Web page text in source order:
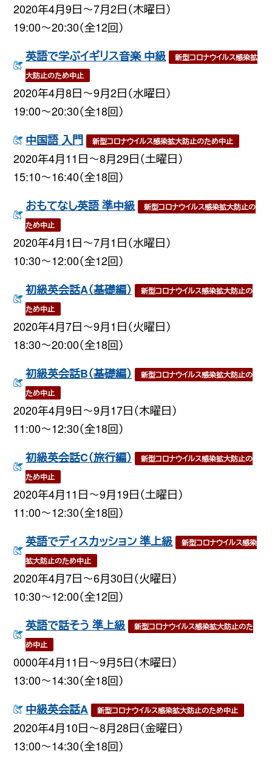
2020年4月9日〜7月2日（木曜日）
19:00〜20:30（全12回）
英語で学ぶイギリス音楽 中級
新型コロナウイルス感染拡
大防止のため中止
2020年4月8日〜9月2日（水曜日）
19:00〜20:30（全18回）
中国語 入門
新型コロナウイルス感染拡大防止のため中止
2020年4月11日〜8月29日（土曜日）
15:10〜16:40（全18回）
おもてなし英語 準中級
新型コロナウイルス感染拡大防止の
ため中止
2020年4月1日〜7月1日（水曜日）
10:30〜12:00（全12回）
初級英会話A（基礎編）
新型コロナウイルス感染拡大防止の
ため中止
2020年4月7日〜9月1日（火曜日）
18:30〜20:00（全18回）
初級英会話B（基礎編）
新型コロナウイルス感染拡大防止の
ため中止
2020年4月9日〜9月17日（木曜日）
11:00〜12:30（全18回）
初級英会話C（旅行編）
新型コロナウイルス感染拡大防止の
ため中止
2020年4月11日〜9月19日（土曜日）
11:00〜12:30（全18回）
英語でディスカッション 準上級
新型コロナウイルス感染
拡大防止のため中止
2020年4月7日〜6月30日（火曜日）
10:30〜12:00（全12回）
英語で話そう 準上級
新型コロナウイルス感染拡大防止のた
め中止
0000年4月11日〜9月5日（木曜日）
13:00〜14:30（全18回）
中級英会話A
新型コロナウイルス感染拡大防止のため中止
2020年4月10日〜8月28日（金曜日）
13:00〜14:30（全18回）